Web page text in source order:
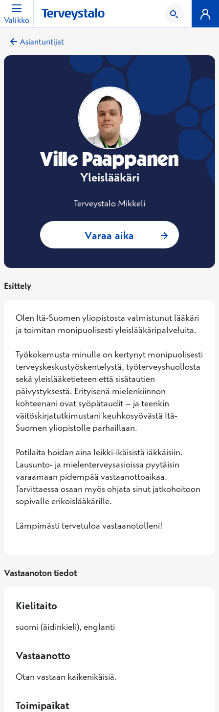
Valikko
Asiantuntijat
Ville Paappanen
Yleislääkäri
Terveystalo Mikkeli
Varaa aika : Ville
Esittely
Olen Itä-Suomen yliopistosta valmistunut lääkäri
ja toimitan monipuolisesti yleislääkäripalveluita.
Työkokemusta minulle on kertynyt monipuolisesti
terveyskeskustyöskentelystä, työterveyshuollosta
sekä yleislääketieteen että sisätautien
päivystyksestä. Erityisenä mielenkiinnon
kohteenani ovat syöpätaudit – ja teenkin
väitöskirjatutkimustani keuhkosyövästä Itä-
Suomen yliopistolle parhaillaan.
Potilaita hoidan aina leikki-ikäisistä iäkkäisiin.
Lausunto- ja mielenterveysasioissa pyytäisin
varaamaan pidempää vastaanottoaikaa.
Tarvittaessa osaan myös ohjata sinut jatkohoitoon
sopivalle erikoislääkärille.
Lämpimästi tervetuloa vastaanotolleni!
Vastaanoton tiedot
Kielitaito
suomi (äidinkieli), englanti
Vastaanotto
Otan vastaan kaikenikäisiä.
Toimipaikat